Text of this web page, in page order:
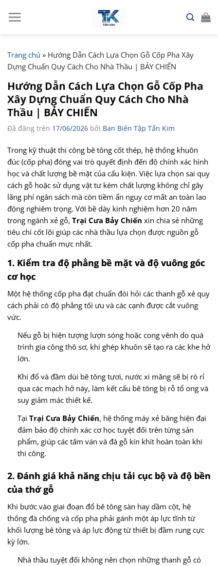
đến
Trang chủ » Hướng Dẫn Cách Lựa Chọn Gỗ Cốp Pha Xây
Dựng Chuẩn Quy Cách Cho Nhà Thầu | BẢY CHIẾN
Hướng Dẫn Cách Lựa Chọn Gỗ Cốp Pha
Xây Dựng Chuẩn Quy Cách Cho Nhà
Thầu | BẢY CHIẾN
Đã đăng trên 17/06/2026 bởi Ban Biên Tập Tấn Kim
Trong kỹ thuật thi công bê tông cốt thép, hệ thống khuôn
đúc (cốp pha) đóng vai trò quyết định đến độ chính xác hình
học và chất lượng bề mặt của cấu kiện. Việc lựa chọn sai quy
cách gỗ hoặc sử dụng vật tư kém chất lượng không chỉ gây
lãng phí ngân sách mà còn tiềm ẩn nguy cơ mất an toàn lao
động nghiêm trọng. Với bề dày kinh nghiệm hơn 20 năm
trong ngành xẻ gỗ, Trại Cưa Bảy Chiến xin chia sẻ những
tiêu chí cốt lõi giúp các nhà thầu lựa chọn được nguồn gỗ
cốp pha chuẩn mực nhất.
1. Kiểm tra độ phẳng bề mặt và độ vuông góc
cơ học
Một hệ thống cốp pha đạt chuẩn đòi hỏi các thanh gỗ xẻ quy
cách phải có độ phẳng tối ưu và các cạnh được cắt vuông
vức.
Nếu gỗ bị hiện tượng lượn sóng hoặc cong vênh do quá
trình gia công thô sơ, khi ghép khuôn sẽ tạo ra các khe hở
lớn.
Khi đổ và đầm dùi bê tông tươi, nước xi măng sẽ bị rò rỉ
qua các mạch hở này, làm kết cấu bê tông bị rỗ tổ ong và
suy giảm mác thiết kế.
Tại Trại Cưa Bảy Chiến, hệ thống máy xẻ băng hiện đại
đảm bảo độ chính xác cơ học tuyệt đối trên từng sản
phẩm, giúp các tấm ván và đà gỗ kín khít hoàn toàn khi
thi công.
2. Đánh giá khả năng chịu tải cục bộ và độ bền
của thớ gỗ
Khi bước vào giai đoạn đổ bê tông sàn hay dầm cột, hệ
thống đà chống và cốp pha phải gánh một áp lực tĩnh từ
khối lượng bê tông và áp lực động từ thiết bị đầm rung cực
kỳ lớn.
Nhà thầu tuyệt đối không nên chọn những thanh gỗ có